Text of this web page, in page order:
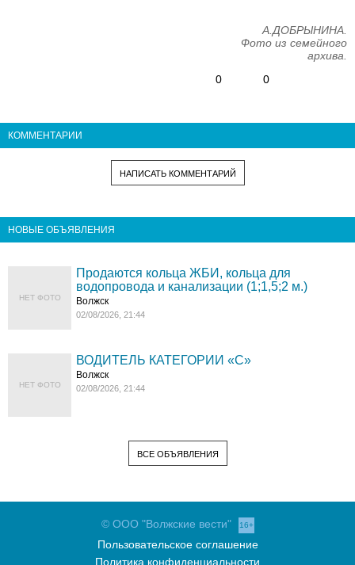
А.ДОБРЫНИНА.
Фото из семейного
архива.
0
0
КОММЕНТАРИИ
НАПИСАТЬ КОММЕНТАРИЙ
НОВЫЕ ОБЪЯВЛЕНИЯ
НЕТ ФОТО
Продаются кольца ЖБИ, кольца для
водопровода и канализации (1;1,5;2 м.)
Волжск
02/08/2026, 21:44
НЕТ ФОТО
ВОДИТЕЛЬ КАТЕГОРИИ «C»
Волжск
02/08/2026, 21:44
ВСЕ ОБЪЯВЛЕНИЯ
© ООО "Волжские вести" 16+
Пользовательское соглашение
Политика конфиденциальности